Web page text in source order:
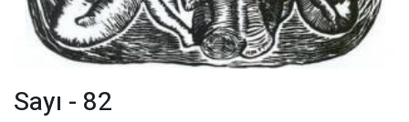
Sayı - 82